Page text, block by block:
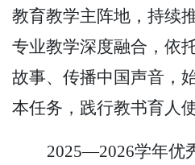
教育教学主阵地，持续
专业教学深度融合，依
故事、传播中国声音，
本任务，践行教书育人使
2025—2026学年优